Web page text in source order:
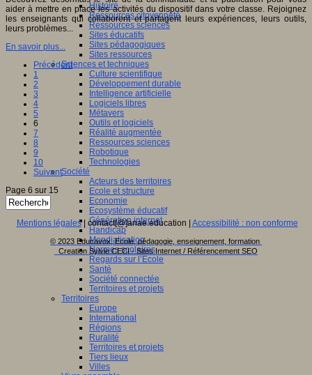
Histoire
Ressources citoyenneté
Ressources sciences
Sites éducatifs
Sites pédagogiques
Sites ressources
Sciences et techniques
Culture scientifique
Développement durable
Intelligence artificielle
Logiciels libres
Métavers
Outils et logiciels
Réalité augmentée
Ressources sciences
Robotique
Technologies
Société
Acteurs des territoires
Ecole et structure
Economie
Ecosystème éducatif
Génération internet
Handicap
Mondialisation
Normes scolaires
Regards sur l’Ecole
Santé
Société connectée
Territoires et projets
Territoires
Europe
International
Régions
Ruralité
Territoires et projets
Tiers lieux
Villes
aider à mettre en place les activités du dispositif dans votre classe. Rejoignez
les enseignants qui collaborent et partagent leurs expériences, leurs outils,
leurs problèmes...
En savoir plus...
Précédent
1
2
3
4
5
6
7
8
9
10
Suivant
Page 6 sur 15
Mentions légales| contact[@]anae.education | Accessibilité : non conforme
© 2023 Educavox, Ecole, pédagogie, enseignement, formation
Creation Sylvie CECI - Sites Internet / Référencement SEO